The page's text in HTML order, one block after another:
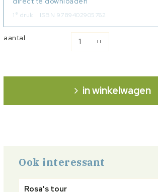
1 e druk ISBN 9789402905762
aantal
in winkelwagen
Ook interessant
Rosa's tour